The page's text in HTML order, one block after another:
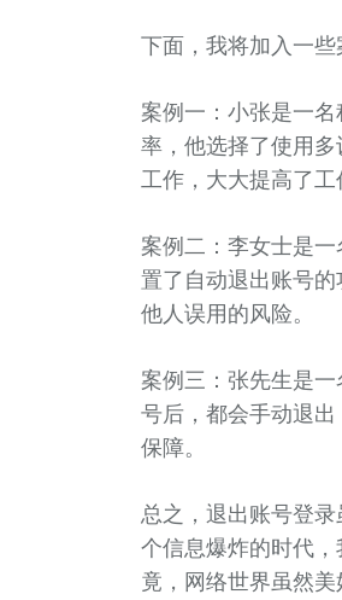
下面，我将加入一些
案例一：小张是一
率，他选择了使用
工作，大大提高了工
案例二：李女士是
置了自动退出账号
他人误用的风险。
案例三：张先生是
号后，都会手动退
保障。
总之，退出账号登
个信息爆炸的时代
竟，网络世界虽然美